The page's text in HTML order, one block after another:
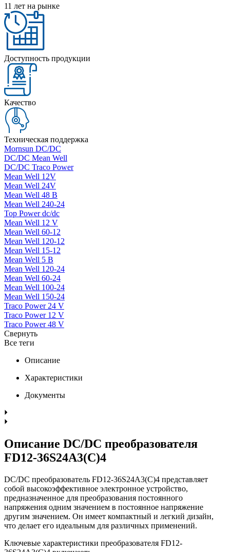
11 лет на рынке
Доступность продукции
Качество
Техническая поддержка
Mornsun DC/DC
DC/DC Mean Well
DC/DC Traco Power
Mean Well 12V
Mean Well 24V
Mean Well 48 В
Mean Well 240-24
Top Power dc/dc
Mean Well 12 V
Mean Well 60-12
Mean Well 120-12
Mean Well 15-12
Mean Well 5 В
Mean Well 120-24
Mean Well 60-24
Mean Well 100-24
Mean Well 150-24
Traco Power 24 V
Traco Power 12 V
Traco Power 48 V
Свернуть
Все теги
Описание
Характеристики
Документы
Описание DC/DC преобразователя
FD12-36S24A3(C)4
DC/DC преобразователь FD12-36S24A3(C)4 представляет
собой высокоэффективное электронное устройство,
предназначенное для преобразования постоянного
напряжения одним значением в постоянное напряжение
другим значением. Он имеет компактный и легкий дизайн,
что делает его идеальным для различных применений.
Ключевые характеристики преобразователя FD12-